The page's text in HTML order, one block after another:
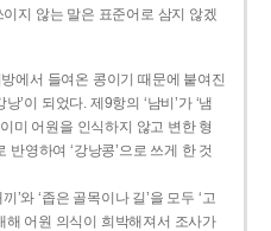
지 않는 말은 표준어로 삼지 않겠
에서 들여온 콩이기 때문에 붙여진
’이 되었다. 제9항의 ‘남비’가 ‘냄
미 어원을 인식하지 않고 변한 형
영하여 ‘강낭콩’으로 쓰게 한 것
와 ‘좁은 골목이나 길’을 모두 ‘고
해 어원 의식이 희박해져서 조사가